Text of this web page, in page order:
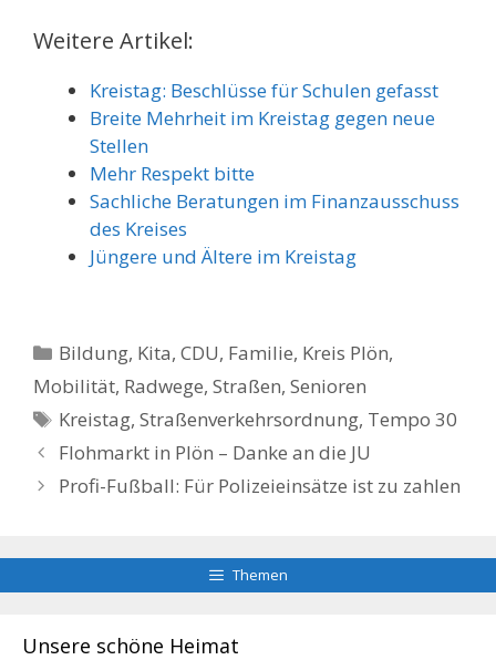
Weitere Artikel:
Kreistag: Beschlüsse für Schulen gefasst
Breite Mehrheit im Kreistag gegen neue
Stellen
Mehr Respekt bitte
Sachliche Beratungen im Finanzausschuss
des Kreises
Jüngere und Ältere im Kreistag
Kategorien
Bildung, Kita,CDU, Familie, Kreis Plön,
Mobilität, Radwege, Straßen, Senioren
Schlagwörter
Kreistag,Straßenverkehrsordnung, Tempo 30
Flohmarkt in Plön – Danke an die JU
Profi-Fußball: Für Polizeieinsätze ist zu zahlen
Themen
Unsere schöne Heimat